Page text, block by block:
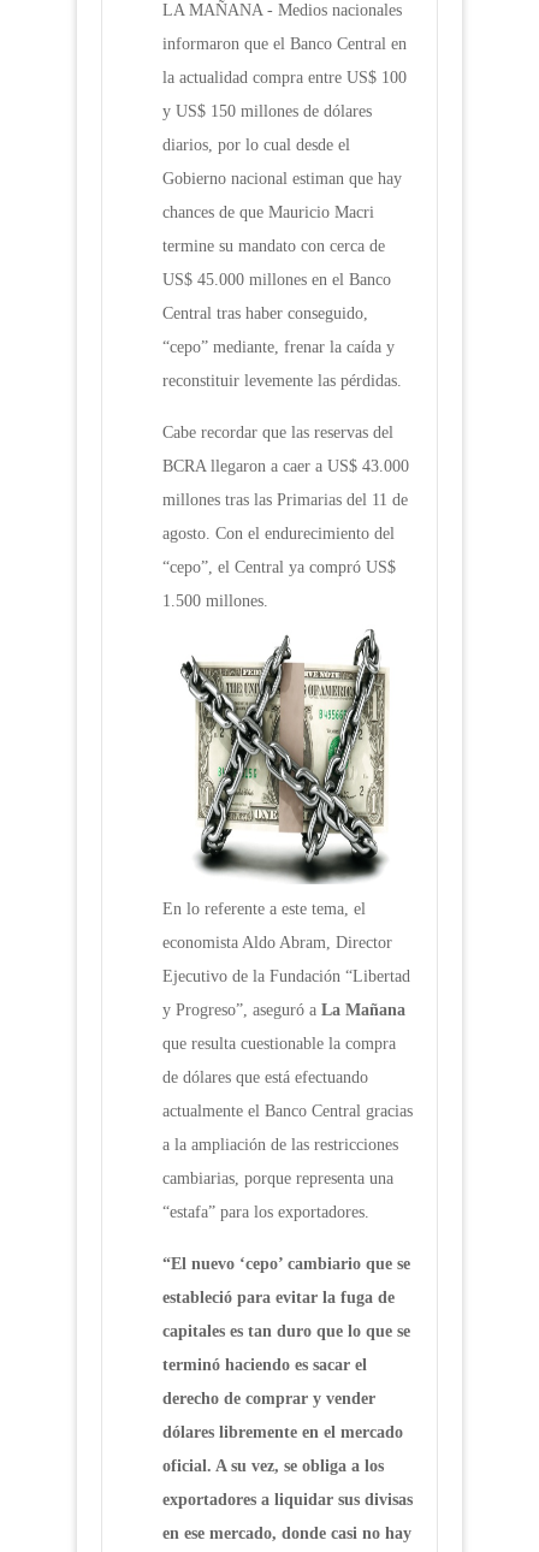
LA MAÑANA - Medios nacionales
informaron que el Banco Central en
la actualidad compra entre US$ 100
y US$ 150 millones de dólares
diarios, por lo cual desde el
Gobierno nacional estiman que hay
chances de que Mauricio Macri
termine su mandato con cerca de
US$ 45.000 millones en el Banco
Central tras haber conseguido,
“cepo” mediante, frenar la caída y
reconstituir levemente las pérdidas.
Cabe recordar que las reservas del
BCRA llegaron a caer a US$ 43.000
millones tras las Primarias del 11 de
agosto. Con el endurecimiento del
“cepo”, el Central ya compró US$
1.500 millones.
En lo referente a este tema, el
economista Aldo Abram, Director
Ejecutivo de la Fundación “Libertad
y Progreso”, aseguró a La Mañana
que resulta cuestionable la compra
de dólares que está efectuando
actualmente el Banco Central gracias
a la ampliación de las restricciones
cambiarias, porque representa una
“estafa” para los exportadores.
“El nuevo ‘cepo’ cambiario que se
estableció para evitar la fuga de
capitales es tan duro que lo que se
terminó haciendo es sacar el
derecho de comprar y vender
dólares libremente en el mercado
oficial. A su vez, se obliga a los
exportadores a liquidar sus divisas
en ese mercado, donde casi no hay